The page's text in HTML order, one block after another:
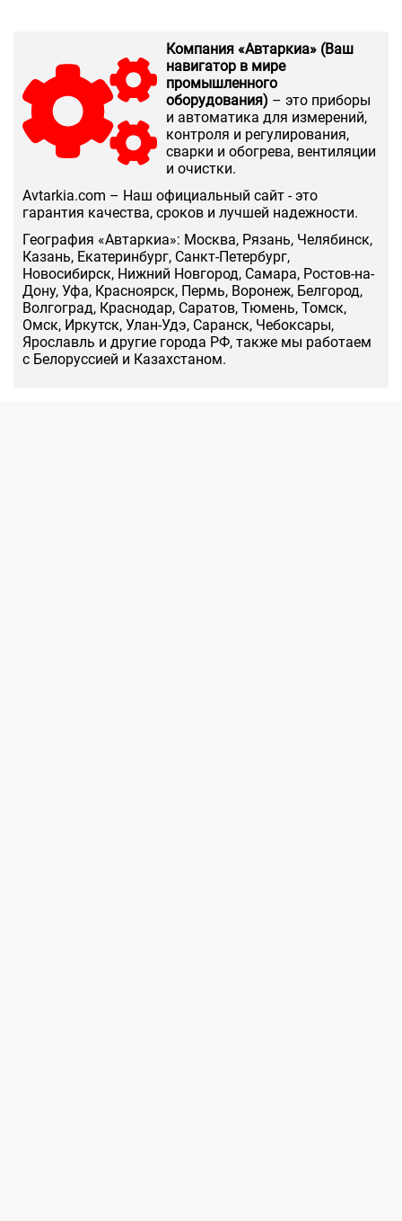
Компания «Автаркиа» (Ваш
навигатор в мире
промышленного
оборудования) – это приборы
и автоматика для измерений,
контроля и регулирования,
сварки и обогрева, вентиляции
и очистки.
Аvtarkia.com – Наш официальный сайт - это
гарантия качества, сроков и лучшей надежности.
География «Автаркиа»: Москва, Рязань, Челябинск,
Казань, Екатеринбург, Санкт-Петербург,
Новосибирск, Нижний Новгород, Самара, Ростов-на-
Дону, Уфа, Красноярск, Пермь, Воронеж, Белгород,
Волгоград, Краснодар, Саратов, Тюмень, Томск,
Омск, Иркутск, Улан-Удэ, Саранск, Чебоксары,
Ярославль и другие города РФ, также мы работаем
с Белоруссией и Казахстаном.